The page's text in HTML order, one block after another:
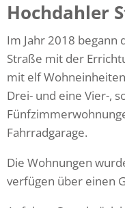
Hochdahler
Straße
Hochdahler
Im Jahr 2018 begann
Straße mit der
mit elf
Drei- und eine Vier-,
Fahrradgarage.
Die Wohnungen
verfügen über einen